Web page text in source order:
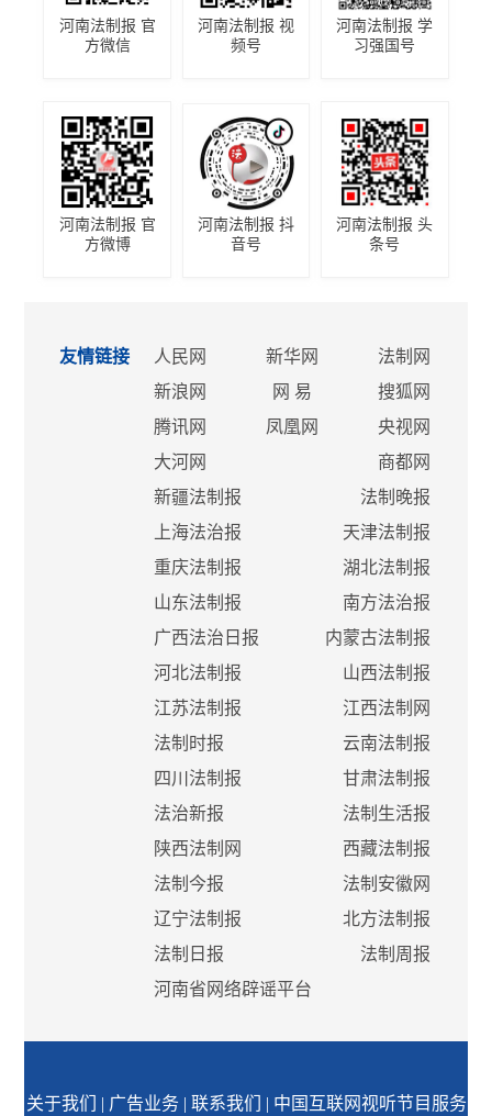
河南法制报 官
方微信
河南法制报 视
频号
河南法制报 学
习强国号
河南法制报 官
方微博
河南法制报 抖
音号
河南法制报 头
条号
友情链接 人民网 新华网
法制网
新浪网
网 易
搜狐网
腾讯网
凤凰网
央视网
大河网
商都网
新疆法制报
法制晚报
上海法治报
天津法制报
重庆法制报
湖北法制报
山东法制报
南方法治报
广西法治日报
内蒙古法制报
河北法制报
山西法制报
江苏法制报
江西法制网
法制时报
云南法制报
四川法制报
甘肃法制报
法治新报
法制生活报
陕西法制网
西藏法制报
法制今报
法制安徽网
辽宁法制报
北方法制报
法制日报
法制周报
河南省网络辟谣平台
关于我们 | 广告业务| 联系我们 | 中国互联网视听节目服务